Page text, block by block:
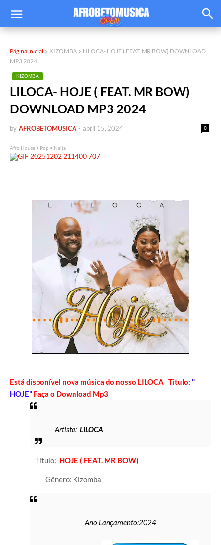
Página inicial KIZOMBA
LILOCA- HOJE ( FEAT. MR BOW) DOWNLOAD
MP3 2024
KIZOMBA
LILOCA- HOJE ( FEAT. MR BOW)
DOWNLOAD MP3 2024
by AFROBETOMUSICA 0
- abril 15, 2024
Afro House • Pop • Naija
Está disponível nova música do nosso LILOCA Titulo: "
HOJE" Faça o Download Mp3
Artista: LILOCA
Título: HOJE ( FEAT. MR BOW)
Gênero: Kizomba
Ano Lançamento:2024